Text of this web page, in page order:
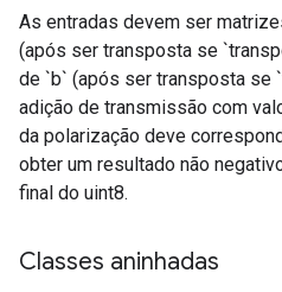
As entradas devem ser
(após ser transposta se
de `b` (após ser transposta se
adição de transmissão com
da polarização deve
obter um resultado não
final do uint8.
Classes aninhadas